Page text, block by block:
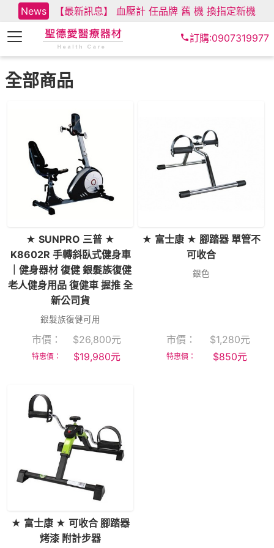
News 【最新訊息】 血壓計 任品牌 舊 機 換指定新機
訂購:0907319977
全部商品
★ SUNPRO 三普 ★
K8602R 手轉斜臥式健身車
｜健身器材 復健 銀髮族復健
老人健身用品 復健車 握推 全
新公司貨
銀髮族復健可用
市價： $26,800元
特惠價： $19,980元
★ 富士康 ★ 腳踏器 單管不
可收合
銀色
市價： $1,280元
特惠價： $850元
★ 富士康 ★ 可收合 腳踏器
烤漆 附計步器